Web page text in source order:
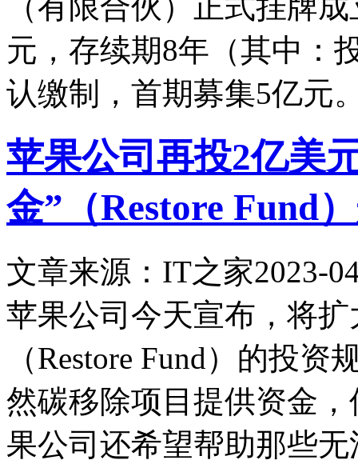
元，存续期8年（其中：
认缴制，首期募集5亿元
苹果公司再投2亿美
金”（Restore Fund
文章来源：IT之家2023-
苹果公司今天宣布，将
（Restore Fund）的投
然碳移除项目提供资金
果公司还希望帮助那些无